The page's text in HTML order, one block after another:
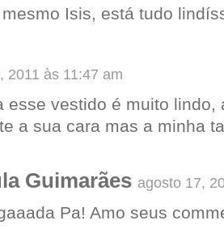
mesmo Isis, está tudo
2011 às 11:47 am
esse vestido é muito lindo,
a sua cara mas a minha
Guimarães agosto 17,
Pa! Amo seus